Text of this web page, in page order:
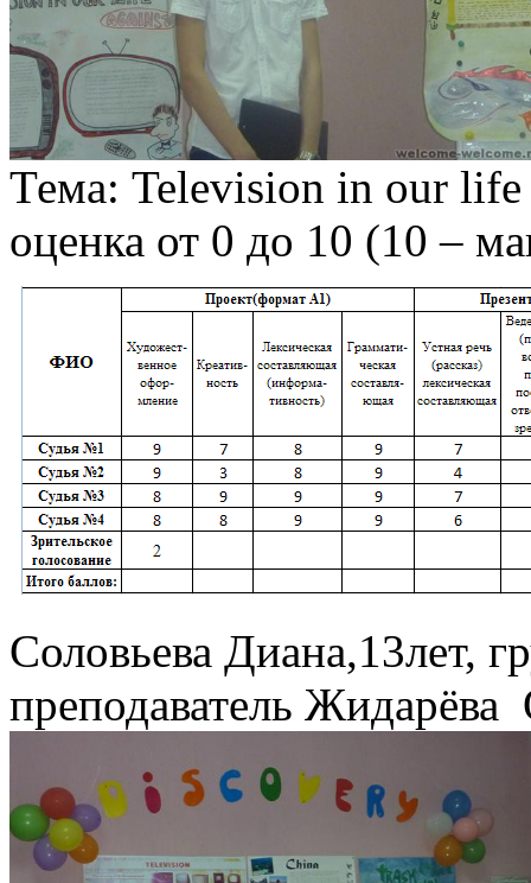
Тема: Television in our life
оценка от 0 до 10 (10 –
Соловьева Диана,13лет,
преподаватель Жидарёва